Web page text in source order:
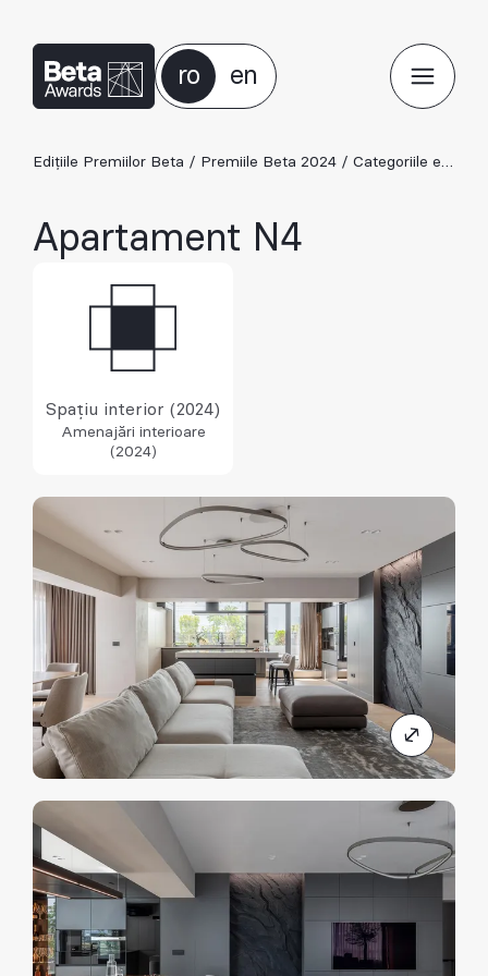
ro en
Edițiile Premiilor Beta / Premiile Beta 2024 / Categoriile ediției 2024
Apartament N4
Spațiu interior (2024)
Amenajări interioare
(2024)